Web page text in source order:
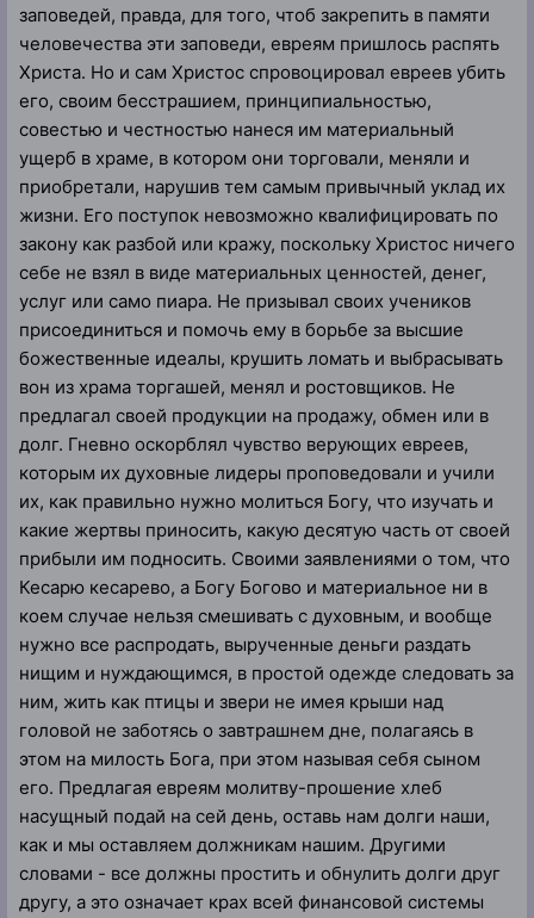
заповедей, правда, для того, чтоб закрепить в памяти
человечества эти заповеди, евреям пришлось распять
Христа. Но и сам Христос спровоцировал евреев убить
его, своим бесстрашием, принципиальностью,
совестью и честностью нанеся им материальный
ущерб в храме, в котором они торговали, меняли и
приобретали, нарушив тем самым привычный уклад их
жизни. Его поступок невозможно квалифицировать по
закону как разбой или кражу, поскольку Христос ничего
себе не взял в виде материальных ценностей, денег,
услуг или само пиара. Не призывал своих учеников
присоединиться и помочь ему в борьбе за высшие
божественные идеалы, крушить ломать и выбрасывать
вон из храма торгашей, менял и ростовщиков. Не
предлагал своей продукции на продажу, обмен или в
долг. Гневно оскорблял чувство верующих евреев,
которым их духовные лидеры проповедовали и учили
их, как правильно нужно молиться Богу, что изучать и
какие жертвы приносить, какую десятую часть от своей
прибыли им подносить. Своими заявлениями о том, что
Кесарю кесарево, а Богу Богово и материальное ни в
коем случае нельзя смешивать с духовным, и вообще
нужно все распродать, вырученные деньги раздать
нищим и нуждающимся, в простой одежде следовать за
ним, жить как птицы и звери не имея крыши над
головой не заботясь о завтрашнем дне, полагаясь в
этом на милость Бога, при этом называя себя сыном
его. Предлагая евреям молитву-прошение хлеб
насущный подай на сей день, оставь нам долги наши,
как и мы оставляем должникам нашим. Другими
словами - все должны простить и обнулить долги друг
другу, а это означает крах всей финансовой системы